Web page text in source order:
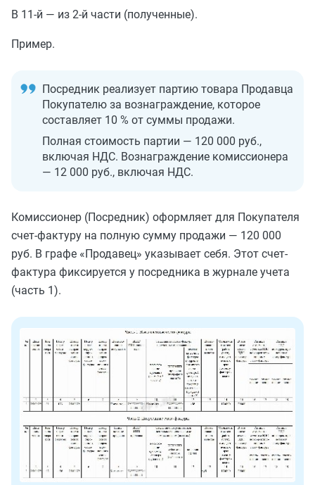
В 11-й — из 2-й части (полученные).
Пример.
Посредник реализует партию товара Продавца
Покупателю за вознаграждение, которое
составляет 10 % от суммы продажи.
Полная стоимость партии — 120 000 руб.,
включая НДС. Вознаграждение комиссионера
— 12 000 руб., включая НДС.
Комиссионер (Посредник) оформляет для Покупателя
счет-фактуру на полную сумму продажи — 120 000
руб. В графе «Продавец» указывает себя. Этот счет-
фактура фиксируется у посредника в журнале учета
(часть 1).